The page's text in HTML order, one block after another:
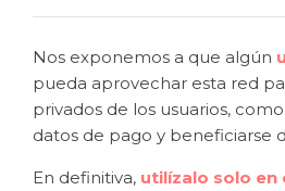
Nos exponemos a que algún
pueda aprovechar esta red
privados de los usuarios,
datos de pago y beneficiarse
En definitiva, utilízalo solo en